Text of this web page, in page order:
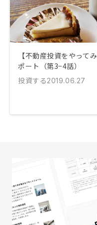
【不動産投資をやって
ポート（第3−4話）
投資する2019.06.27